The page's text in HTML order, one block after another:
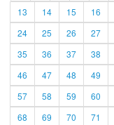
13
14 15 16
24
25 26 27
35
36 37 38
46
47 48 49
57
58 59 60
68
69 70 71